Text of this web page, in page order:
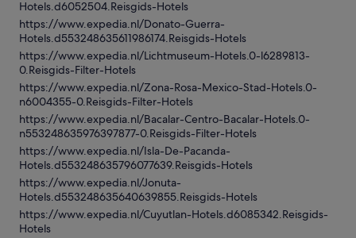
Hotels.d6052504.Reisgids-Hotels
https://www.expedia.nl/Donato-Guerra-
Hotels.d553248635611986174.Reisgids-Hotels
https://www.expedia.nl/Lichtmuseum-Hotels.0-l6289813-
0.Reisgids-Filter-Hotels
https://www.expedia.nl/Zona-Rosa-Mexico-Stad-Hotels.0-
n6004355-0.Reisgids-Filter-Hotels
https://www.expedia.nl/Bacalar-Centro-Bacalar-Hotels.0-
n553248635976397877-0.Reisgids-Filter-Hotels
https://www.expedia.nl/Isla-De-Pacanda-
Hotels.d553248635796077639.Reisgids-Hotels
https://www.expedia.nl/Jonuta-
Hotels.d553248635640639855.Reisgids-Hotels
https://www.expedia.nl/Cuyutlan-Hotels.d6085342.Reisgids-
Hotels